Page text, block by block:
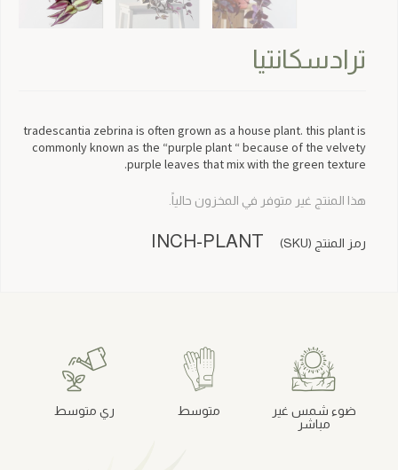
ترادسكانتيا
tradescantia zebrina is often grown as a house plant. this plant is
commonly known as the “purple plant “ because of the velvety
purple leaves that mix with the green texture.
هذا المنتج غير متوفر في المخزون حالياً.
رمز المنتج (SKU) INCH-PLANT
ضوء شمس غير
مباشر
متوسط ري متوسط